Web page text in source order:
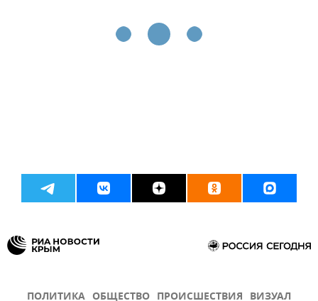
ПОЛИТИКА ОБЩЕСТВО ПРОИСШЕСТВИЯ ВИЗУАЛ